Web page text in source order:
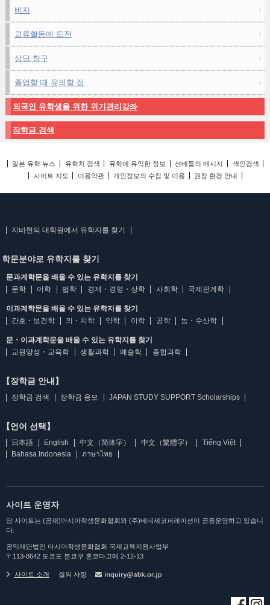
비자
교류활동에 도전
상담 창구
졸업할 때 유의할 점
외국인 유학생을 위한 위기관리강좌
장학금 검색
일본 유학 뉴스 유학처 검색 유학에 유익한 정보 선배들의 메시지
색인검색
사이트 지도
이용약관 개인정보의 수집 및 이용 권장 환경 안내
지바현의 대학원에서 유학지를 찾기
학문분야로 유학지를 찾기
문과계학문을 배울 수 있는 유학지를 찾기
문학
어학 법학 경제・경영・상학 사회학 국제관계학
이과계학문을 배울 수 있는 유학지를 찾기
간호・보건학
의・치학 약학 이학 공학 농・수산학
문・이과계학문을 배울 수 있는 유학지를 찾기
교원양성・교육학
생활과학 예술학 종합과학
【장학금 안내】
장학금 검색 장학금 응모 JAPAN STUDY SUPPORT Scholarships
【언어 선택】
日本語 English 中文（简体字） 中文（繁體字）
Tiếng Việt
Bahasa Indonesia
ภาษาไทย
사이트 운영자
당 사이트는 (공재)아시아학생문화협회와 (주)베네세코퍼레이션이 공동운영하고 있습니
다.
공익재단법인 아시아학생문화협회 국제교육지원사업부
〒113-8642 도쿄도 분쿄쿠 혼코마고메 2-12-13
사이트 소개 질의 사항